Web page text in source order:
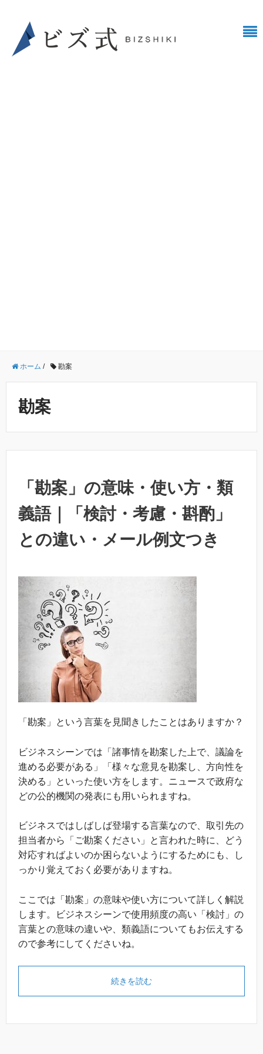
ホーム / 勘案
勘案
「勘案」の意味・使い方・類
義語｜「検討・考慮・斟酌」
との違い・メール例文つき
「勘案」という言葉を見聞きしたことはありますか？
ビジネスシーンでは「諸事情を勘案した上で、議論を
進める必要がある」「様々な意見を勘案し、方向性を
決める」といった使い方をします。ニュースで政府な
どの公的機関の発表にも用いられますね。
ビジネスではしばしば登場する言葉なので、取引先の
担当者から「ご勘案ください」と言われた時に、どう
対応すればよいのか困らないようにするためにも、し
っかり覚えておく必要がありますね。
ここでは「勘案」の意味や使い方について詳しく解説
します。ビジネスシーンで使用頻度の高い「検討」の
言葉との意味の違いや、類義語についてもお伝えする
ので参考にしてくださいね。
続きを読む